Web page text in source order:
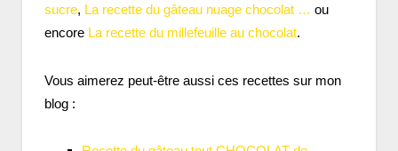
sucre, La recette du gâteau nuage chocolat … ou
encore La recette du millefeuille au chocolat.
Vous aimerez peut-être aussi ces recettes sur mon
blog :